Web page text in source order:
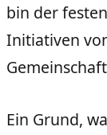
bin der
Initiativen
Ein Grund,